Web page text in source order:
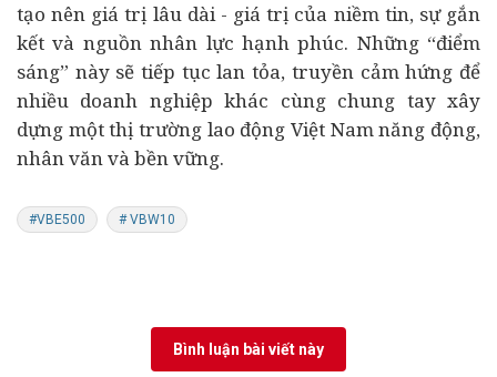
tạo nên giá trị lâu dài - giá trị của niềm tin, sự gắn
kết và nguồn nhân lực hạnh phúc. Những “điểm
sáng” này sẽ tiếp tục lan tỏa, truyền cảm hứng để
nhiều doanh nghiệp khác cùng chung tay xây
dựng một thị trường lao động Việt Nam năng động,
nhân văn và bền vững.
#VBE500 # VBW10
Bình luận bài viết này